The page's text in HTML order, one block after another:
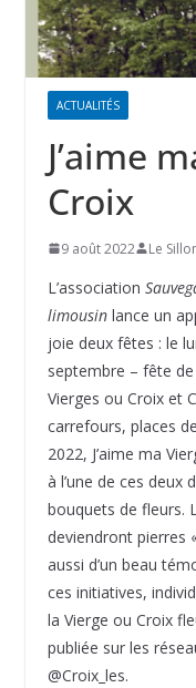
ACTUALITÉS
J’aime
Croix
9 août 2022 Le
L’association
limousinlance un
joie deux fêtes : le
septembre – fête
Vierges ou Croix et
carrefours, places
2022, J’aime ma
à l’une de ces deux
bouquets de fleurs.
deviendront pierres
aussi d’un beau
ces initiatives,
la Vierge ou Croix
publiée sur les
@Croix_les.